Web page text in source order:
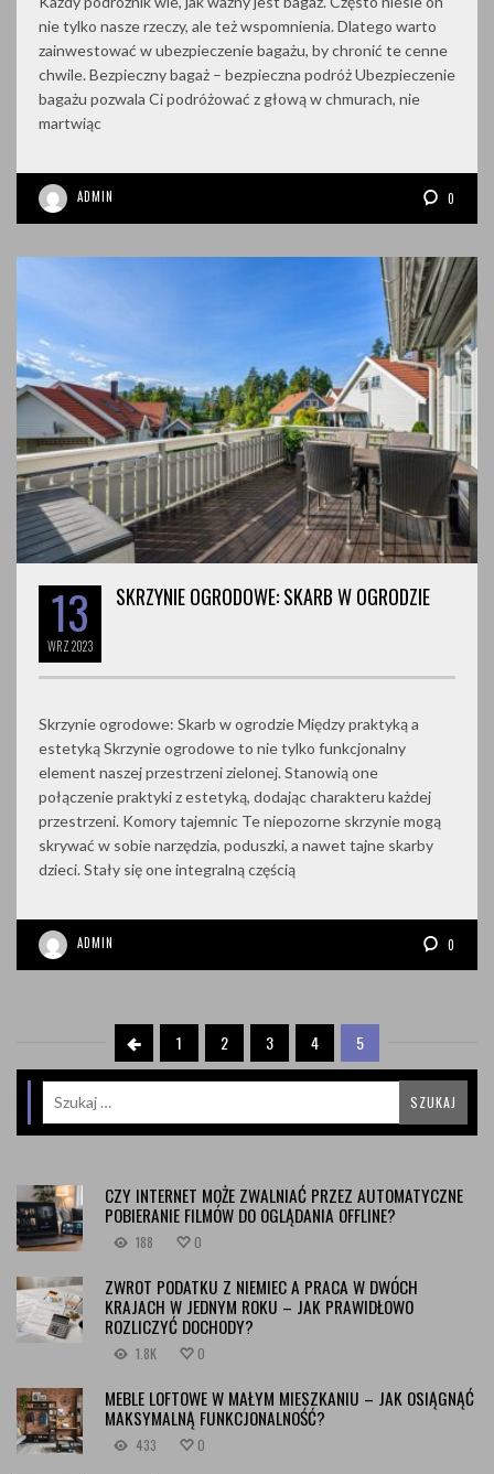
nie tylko nasze rzeczy, ale też wspomnienia. Dlatego warto
zainwestować w ubezpieczenie bagażu, by chronić te cenne
chwile. Bezpieczny bagaż – bezpieczna podróż Ubezpieczenie
bagażu pozwala Ci podróżować z głową w chmurach, nie
martwiąc
ADMIN 0
13
WRZ2023
SKRZYNIE OGRODOWE: SKARB W OGRODZIE
Skrzynie ogrodowe: Skarb w ogrodzie Między praktyką a
estetyką Skrzynie ogrodowe to nie tylko funkcjonalny
element naszej przestrzeni zielonej. Stanowią one
połączenie praktyki z estetyką, dodając charakteru każdej
przestrzeni. Komory tajemnic Te niepozorne skrzynie mogą
skrywać w sobie narzędzia, poduszki, a nawet tajne skarby
dzieci. Stały się one integralną częścią
ADMIN 0
1 2 3 4 5
CZY INTERNET MOŻE ZWALNIAĆ PRZEZ AUTOMATYCZNE
POBIERANIE FILMÓW DO OGLĄDANIA OFFLINE?
188 0
ZWROT PODATKU Z NIEMIEC A PRACA W DWÓCH
KRAJACH W JEDNYM ROKU – JAK PRAWIDŁOWO
ROZLICZYĆ DOCHODY?
1.8K 0
MEBLE LOFTOWE W MAŁYM MIESZKANIU – JAK OSIĄGNĄĆ
MAKSYMALNĄ FUNKCJONALNOŚĆ?
433 0